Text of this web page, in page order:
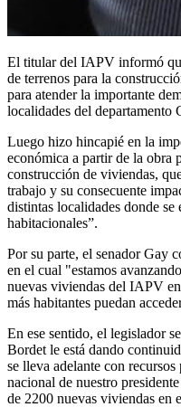
El titular del IAPV informó
de terrenos para la
para atender la importante
localidades del departamento
Luego hizo hincapié en la
económica a partir de la obra
construcción de viviendas,
trabajo y su consecuente
distintas localidades donde se
habitacionales”.
Por su parte, el senador Gay
en el cual "estamos
nuevas viviendas del IAPV
más habitantes puedan
En ese sentido, el legislador
Bordet le está dando
se lleva adelante con
nacional de nuestro
de 2200 nuevas viviendas en